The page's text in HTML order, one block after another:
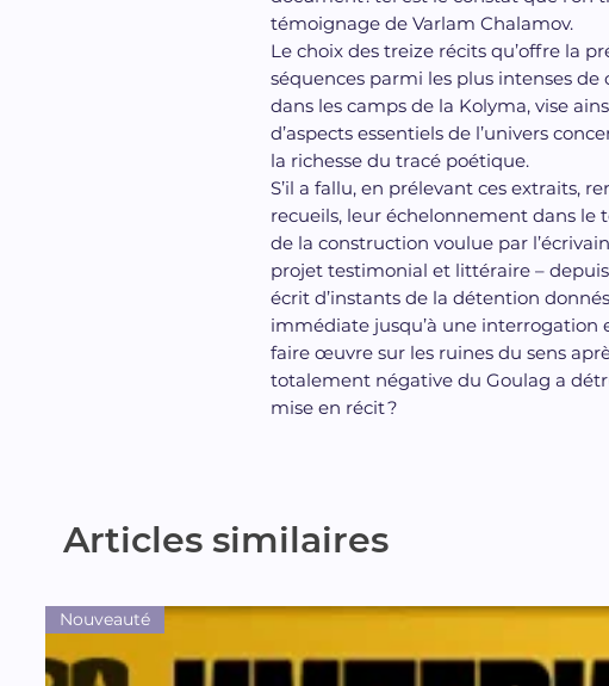
témoignage de Varlam Chalamov.
Le choix des treize récits qu’offre la
séquences parmi les plus intenses de
dans les camps de la Kolyma, vise
d’aspects essentiels de l’univers
la richesse du tracé poétique.
S’il a fallu, en prélevant ces extraits,
recueils, leur échelonnement dans le
de la construction voulue par
projet testimonial et littéraire –
écrit d’instants de la détention
immédiate jusqu’à une interrogation
faire œuvre sur les ruines du sens
totalement négative du Goulag a
mise en récit ?
Articles similaires
Nouveauté